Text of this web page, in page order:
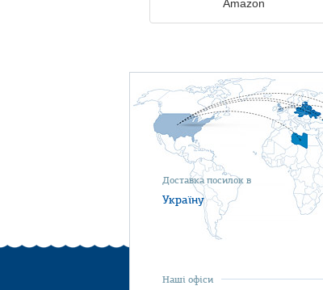
Amazon
Доставка посилок в
Україну
Наші офіси